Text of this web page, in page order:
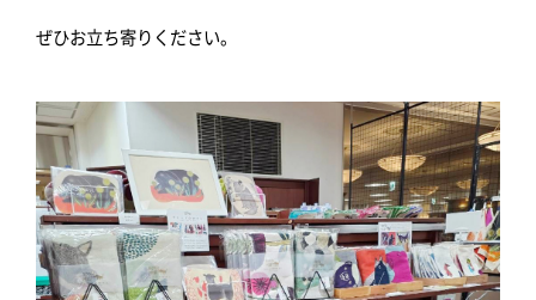
ぜひお立ち寄りください。